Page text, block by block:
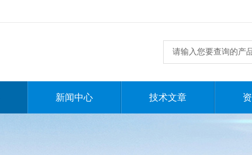
新闻中心 技术文章